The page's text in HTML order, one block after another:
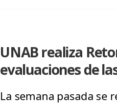
UNAB realiza
evaluaciones de
La semana pasada se